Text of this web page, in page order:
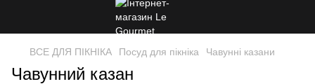
ВСЕ ДЛЯ ПІКНІКА Посуд для пікніка Чавунні казани
Чавунний казан